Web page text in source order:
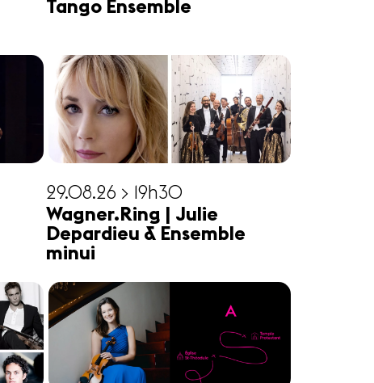
Tango Ensemble
29.08.26 > 19h30
Wagner.Ring | Julie
Depardieu & Ensemble
minui